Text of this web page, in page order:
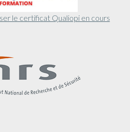
le certificat Qualiopi en cours